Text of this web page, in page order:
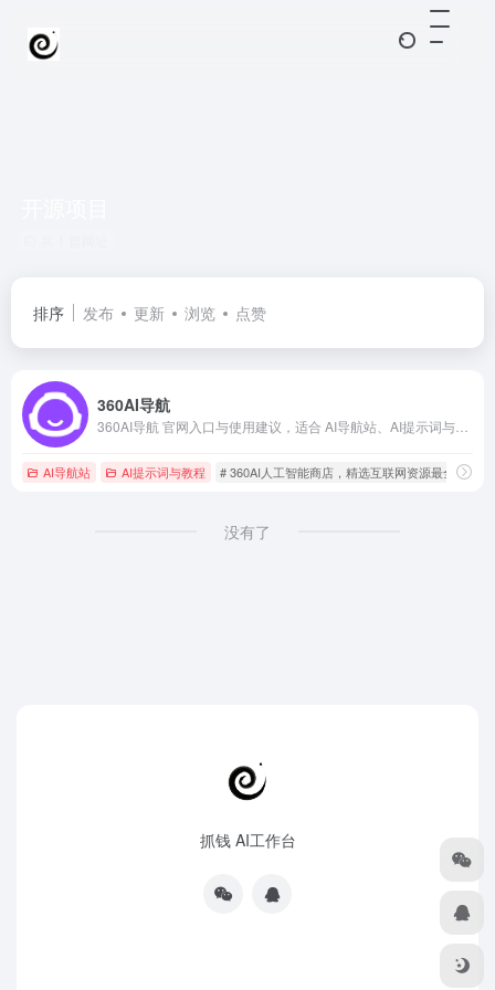
排序 发布 更新 浏览 点赞
360AI导航
AI导航站 AI提示词与教程 # 360AI人工智能商店，精选互联网资源最全的ai
没有了
抓钱 AI工作台